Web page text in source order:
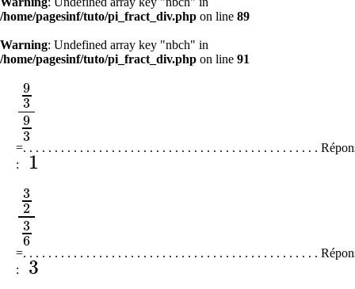
Warning : Undefined array key "nbch" in
/home/pagesinf/tuto/pi_fract_div.php on line 89
Warning: Undefined array key "nbch" in
/home/pagesinf/tuto/pi_fract_div.php on line 91
9
3
9
3
939
=. . . . . . . . . . . . . . . . . . . . . . . . . . . . . . . . . . . . . . . . . . . . . . .
:
1
1
3
2
3
6
323
=. . . . . . . . . . . . . . . . . . . . . . . . . . . . . . . . . . . . . . . . . . . . . . .
: 3
3